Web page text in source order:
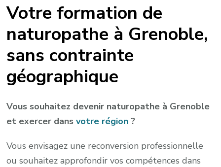
Votre formation de
naturopathe à Grenoble,
sans contrainte
géographique
Vous souhaitez devenir naturopathe à Grenoble
et exercer dansvotre région ?
Vous envisagez une reconversion professionnelle
ou souhaitez approfondir vos compétences dans